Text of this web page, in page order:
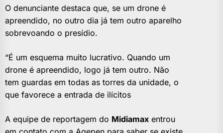
O denunciante destaca que, se um drone é
apreendido, no outro dia já tem outro aparelho
sobrevoando o presídio.
“É um esquema muito lucrativo. Quando um
drone é apreendido, logo já tem outro. Não
tem guardas em todas as torres da unidade, o
que favorece a entrada de ilícitos
A equipe de reportagem do Midiamax entrou